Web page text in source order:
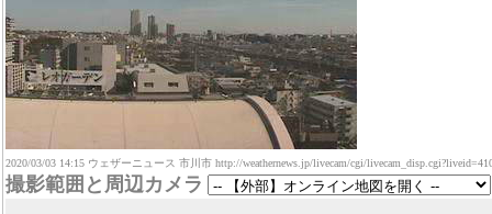
2020/03/03 14:15 ウェザーニュース 市川市 http://weathernews.jp/livecam/cgi/
撮影範囲と周辺カメラ